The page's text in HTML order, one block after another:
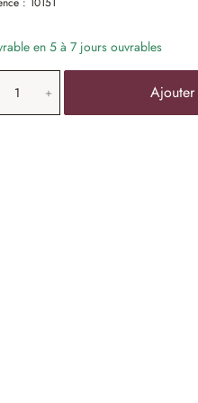
en 5 à 7 jours ouvrables
de produit: